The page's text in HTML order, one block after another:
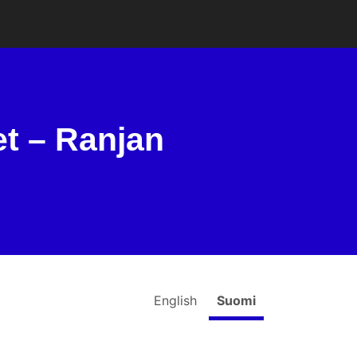
– Ranjan
English Suomi